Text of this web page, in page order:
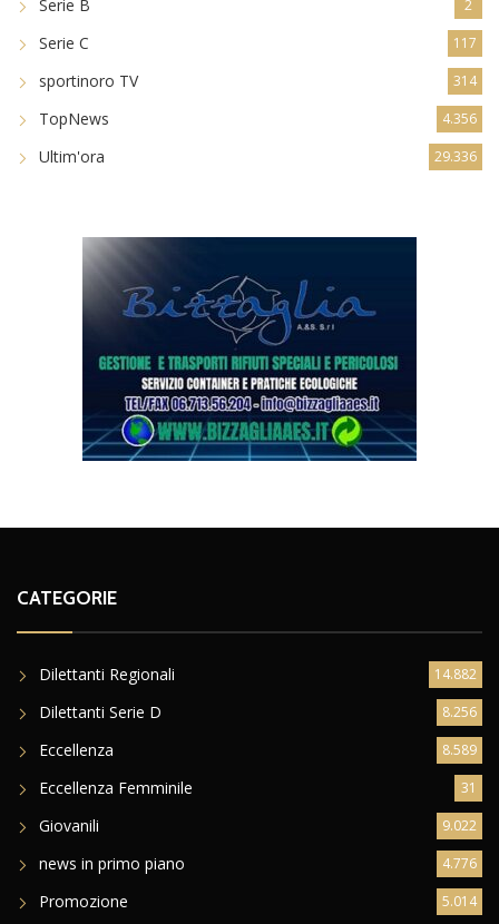
Serie B 2
Serie C 117
sportinoro TV 314
TopNews 4.356
Ultim'ora 29.336
CATEGORIE
Dilettanti Regionali 14.882
Dilettanti Serie D 8.256
Eccellenza 8.589
Eccellenza Femminile 31
Giovanili 9.022
news in primo piano 4.776
Promozione 5.014